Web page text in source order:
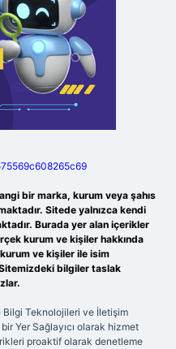
bir marka, kurum veya şahıs
Sitede yalnızca kendi
Burada yer alan içerikler
kurum ve kişiler hakkında
ve kişiler ile isim
bilgiler taslak
Bilgi Teknolojileri ve İletişim
Yer Sağlayıcı olarak hizmet
proaktif olarak denetleme